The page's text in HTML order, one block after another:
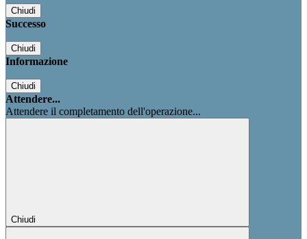
Chiudi
Successo
Chiudi
Informazione
Chiudi
Attendere...
Attendere il completamento dell'operazione...
Chiudi